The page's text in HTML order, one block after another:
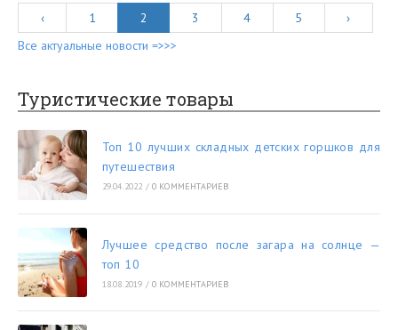
‹ 1 2 3 4 5
›
Все актуальные новости =>>>
Туристические товары
Топ 10 лучших складных детских горшков для
путешествия
29.04.2022 / 0 КОММЕНТАРИЕВ
Лучшее средство после загара на солнце —
топ 10
18.08.2019 / 0 КОММЕНТАРИЕВ